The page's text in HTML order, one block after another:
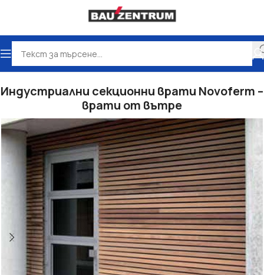
и логистични врати Индустриални секционни врати
Индустриални секционни врати Novoferm –
врати от вътре